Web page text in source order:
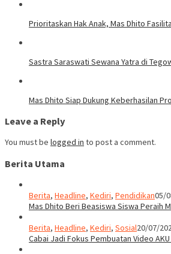
Prioritaskan Hak Anak, Mas Dhito
Sastra Saraswati Sewana Yatra di
Mas Dhito Siap Dukung Keberhasilan
Leave a Reply
You must be logged in to post a comment.
Berita Utama
Berita, Headline, Kediri, Pendidikan05/
Mas Dhito Beri Beasiswa Siswa Peraih
Berita, Headline, Kediri, Sosial20/07/
Cabai Jadi Fokus Pembuatan Video